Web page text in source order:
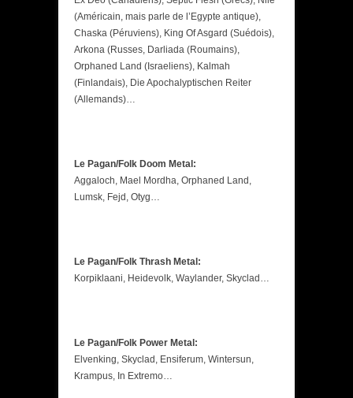
(Américain, mais parle de l’Egypte antique),
Chaska (Péruviens), King Of Asgard (Suédois),
Arkona (Russes, Darliada (Roumains),
Orphaned Land (Israeliens), Kalmah
(Finlandais), Die Apochalyptischen Reiter
(Allemands)…
Le Pagan/Folk Doom Metal:
Aggaloch, Mael Mordha, Orphaned Land,
Lumsk, Fejd, Otyg…
Le Pagan/Folk Thrash Metal:
Korpiklaani, Heidevolk, Waylander, Skyclad…
Le Pagan/Folk Power Metal:
Elvenking, Skyclad, Ensiferum, Wintersun,
Krampus, In Extremo…